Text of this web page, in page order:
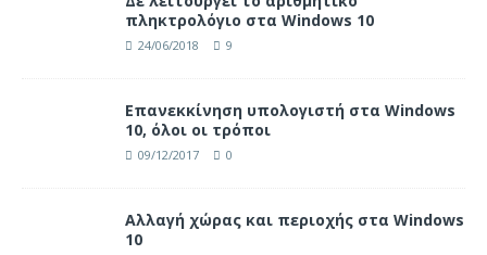
πληκτρολόγιο στα Windows 10
24/06/2018 9
Επανεκκίνηση υπολογιστή στα Windows
10, όλοι οι τρόποι
09/12/2017 0
Αλλαγή χώρας και περιοχής στα Windows
10